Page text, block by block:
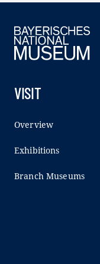
VISIT
Overview
Exhibitions
Branch Museums